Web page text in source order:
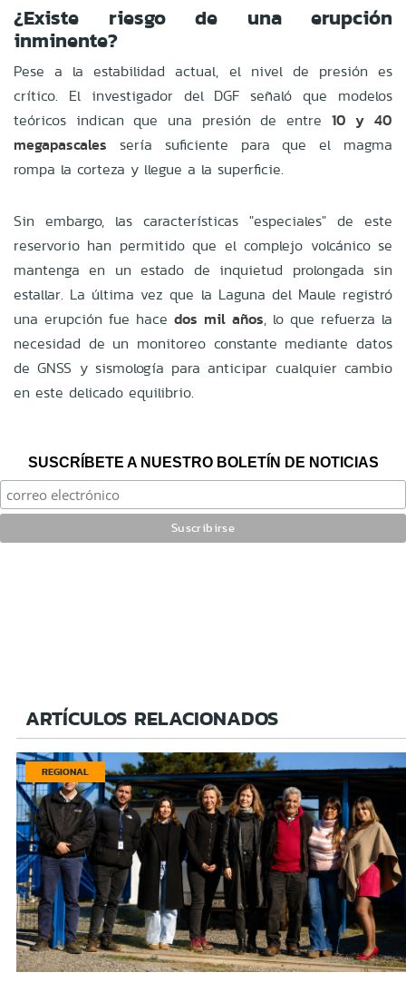
¿Existe riesgo de una erupción
inminente?
Pese a la estabilidad actual, el nivel de presión es
crítico. El investigador del DGF señaló que modelos
teóricos indican que una presión de entre 10 y 40
megapascales sería suficiente para que el magma
rompa la corteza y llegue a la superficie.
Sin embargo, las características "especiales" de este
reservorio han permitido que el complejo volcánico se
mantenga en un estado de inquietud prolongada sin
estallar. La última vez que la Laguna del Maule registró
una erupción fue hace dos mil años, lo que refuerza la
necesidad de un monitoreo constante mediante datos
de GNSS y sismología para anticipar cualquier cambio
en este delicado equilibrio.
SUSCRÍBETE A NUESTRO BOLETÍN DE NOTICIAS
ARTÍCULOS RELACIONADOS
REGIONAL